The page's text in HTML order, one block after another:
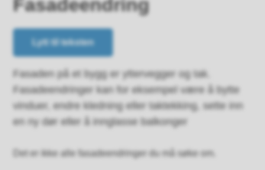
Fasadeendring
Lytt til teksten
Fasaden på et bygg er yttervegger og tak.
Fasadeendringer kan for eksempel være å bytte
vinduer, endre kledning eller taktekking, sette inn
en ny dør eller å innglasse balkonger
Det er ikke alle fasadeendringer du må søke om.